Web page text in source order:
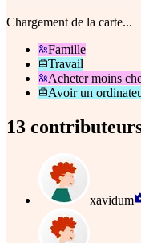
Chargement de la carte...
Famille
Travail
Acheter moins
Avoir un
13
xavidum